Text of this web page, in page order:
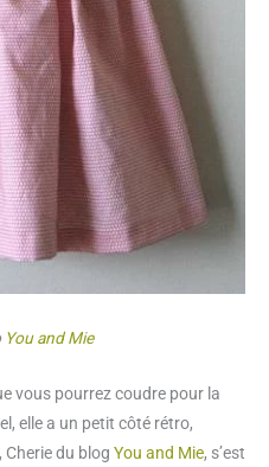
You and Mie
vous pourrez coudre pour la
elle a un petit côté rétro,
du blog You and Mie, s’est